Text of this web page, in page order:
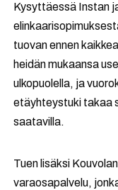
Kysyttäessä Instan
tuovan ennen
heidän mukaansa
ulkopuolella, ja
etäyhteystuki takaa
saatavilla.
Tuen lisäksi
varaosapalvelu,